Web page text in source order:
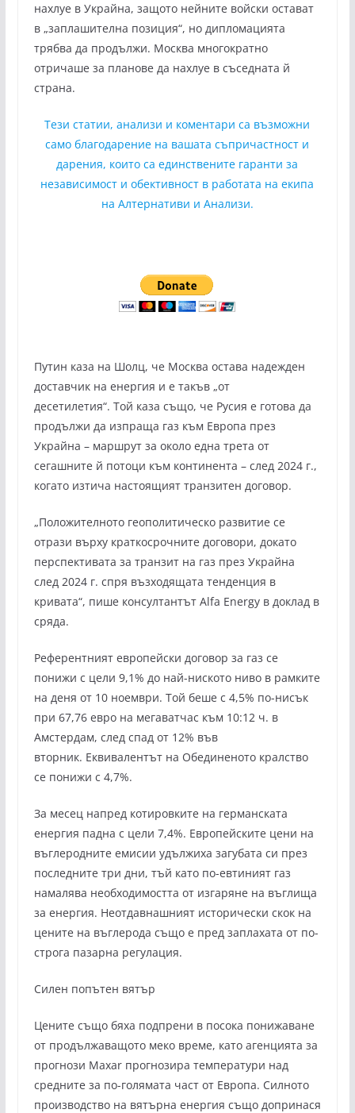
нахлуе в Украйна, защото нейните войски остават
в „заплашителна позиция“, но дипломацията
трябва да продължи. Москва многократно
отричаше за планове да нахлуе в съседната й
страна.
Тези статии, анализи и коментари са възможни
само благодарение на вашата съпричастност и
дарения, които са единствените гаранти за
независимост и обективност в работата на екипа
на Алтернативи и Анализи.
Путин каза на Шолц, че Москва остава надежден
доставчик на енергия и е такъв „от
десетилетия“. Той каза също, че Русия е готова да
продължи да изпраща газ към Европа през
Украйна – маршрут за около една трета от
сегашните й потоци към континента – след 2024 г.,
когато изтича настоящият транзитен договор.
„Положителното геополитическо развитие се
отрази върху краткосрочните договори, докато
перспективата за транзит на газ през Украйна
след 2024 г. спря възходящата тенденция в
кривата“, пише консултантът Alfa Energy в доклад в
сряда.
Референтният европейски договор за газ се
понижи с цели 9,1% до най-ниското ниво в рамките
на деня от 10 ноември. Той беше с 4,5% по-нисък
при 67,76 евро на мегаватчас към 10:12 ч. в
Амстердам, след спад от 12% във
вторник. Еквивалентът на Обединеното кралство
се понижи с 4,7%.
За месец напред котировките на германската
енергия падна с цели 7,4%. Европейските цени на
въглеродните емисии удължиха загубата си през
последните три дни, тъй като по-евтиният газ
намалява необходимостта от изгаряне на въглища
за енергия. Неотдавнашният исторически скок на
цените на въглерода също е пред заплахата от по-
строга пазарна регулация.
Силен попътен вятър
Цените също бяха подпрени в посока понижаване
от продължаващото меко време, като агенцията за
прогнози Maxar прогнозира температури над
средните за по-голямата част от Европа. Силното
производство на вятърна енергия също допринася